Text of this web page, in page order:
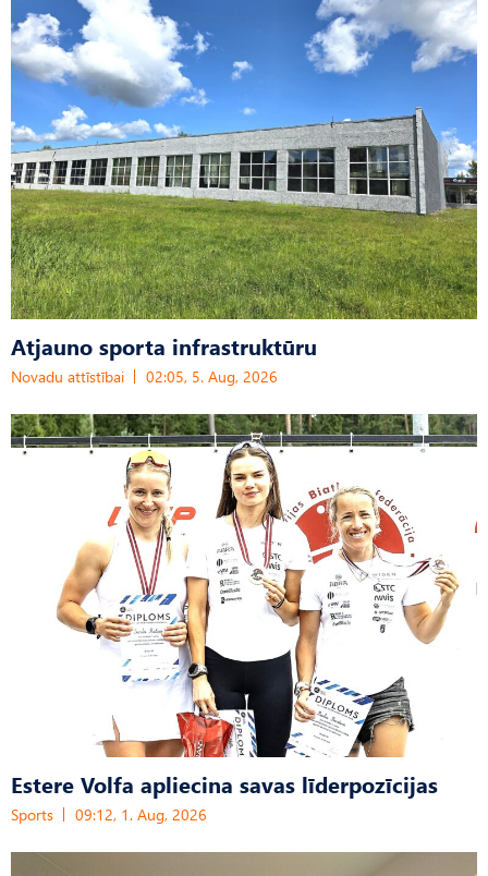
Atjauno sporta infrastruktūru
Novadu attīstībai 02:05, 5. Aug, 2026
Estere Volfa apliecina savas līderpozīcijas
Sports 09:12, 1. Aug, 2026